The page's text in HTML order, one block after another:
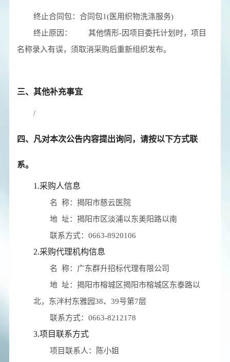
终止合同包： 合同包1(医用织物洗涤服务)
终止原因：
其他情形-因项目委托计划时，项目
名称录入有误，须取消采购后重新组织发布。
三、其他补充事宜
/
四、凡对本次公告内容提出询问，请按以下方式联
系。
1.采购人信息
名 称： 揭阳市慈云医院
地 址： 揭阳市区淡浦以东美阳路以南
联系方式： 0663-8920106
2.采购代理机构信息
名 称： 广东群升招标代理有限公司
地 址： 揭阳市榕城区揭阳市榕城区东泰路以
北，东泮村东雅园38、39号第7层
联系方式： 0663-8212178
3.项目联系方式
项目联系人：
陈小姐